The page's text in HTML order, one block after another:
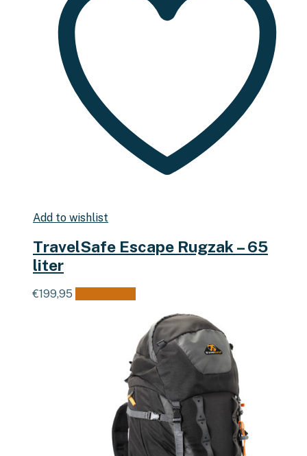
Add to wishlist
TravelSafe Escape Rugzak – 65
liter
€199,95